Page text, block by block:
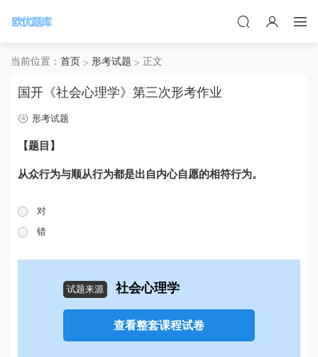
当前位置： 首页 形考试题 正文
国开《社会心理学》第三次形考作业
形考试题
【题目】
从众行为与顺从行为都是出自内心自愿的相符行为。
对
错
试题来源 社会心理学
查看整套课程试卷